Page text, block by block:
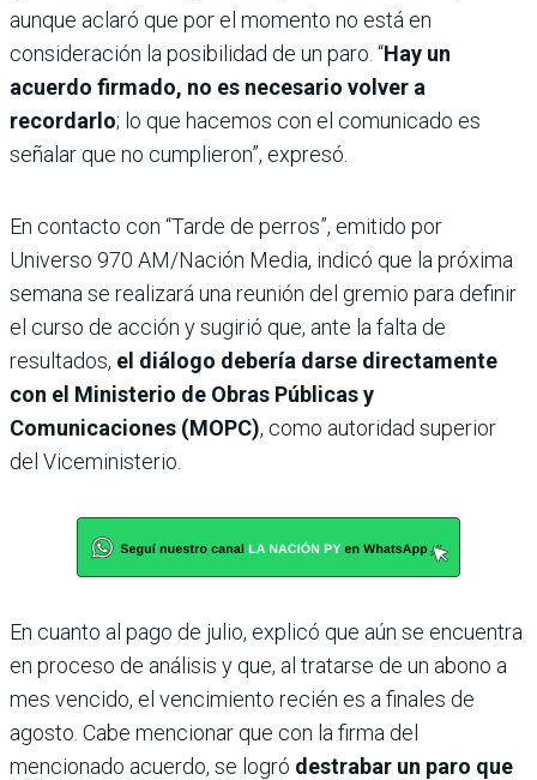
aunque aclaró que por el momento no está en
consideración la posibilidad de un paro. “Hay un
acuerdo firmado, no es necesario volver a
recordarlo; lo que hacemos con el comunicado es
señalar que no cumplieron”, expresó.
En contacto con “Tarde de perros”, emitido por
Universo 970 AM/Nación Media, indicó que la próxima
semana se realizará una reunión del gremio para definir
el curso de acción y sugirió que, ante la falta de
resultados, el diálogo debería darse directamente
con el Ministerio de Obras Públicas y
Comunicaciones (MOPC), como autoridad superior
del Viceministerio.
En cuanto al pago de julio, explicó que aún se encuentra
en proceso de análisis y que, al tratarse de un abono a
mes vencido, el vencimiento recién es a finales de
agosto. Cabe mencionar que con la firma del
mencionado acuerdo, se logró destrabar un paro que